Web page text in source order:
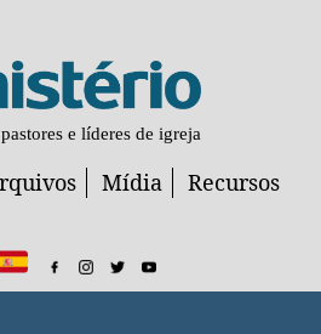
e líderes de igreja
Mídia Recursos